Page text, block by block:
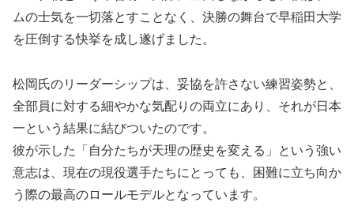
ムの士気を一切落とすことなく、決勝の舞台で早稲田大学
を圧倒する快挙を成し遂げました。
松岡氏のリーダーシップは、妥協を許さない練習姿勢と、
全部員に対する細やかな気配りの両立にあり、それが日本
一という結果に結びついたのです。
彼が示した「自分たちが天理の歴史を変える」という強い
意志は、現在の現役選手たちにとっても、困難に立ち向か
う際の最高のロールモデルとなっています。